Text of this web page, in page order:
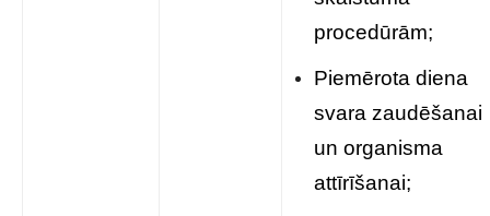
procedūrām;
Piemērota diena
svara zaudēšanai
un organisma
attīrīšanai;